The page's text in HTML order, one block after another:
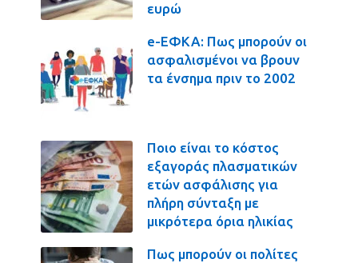
ευρώ
e-ΕΦΚΑ: Πως μπορούν οι
ασφαλισμένοι να βρουν
τα ένσημα πριν το 2002
Ποιο είναι το κόστος
εξαγοράς πλασματικών
ετών ασφάλισης για
πλήρη σύνταξη με
μικρότερα όρια ηλικίας
Πως μπορούν οι πολίτες